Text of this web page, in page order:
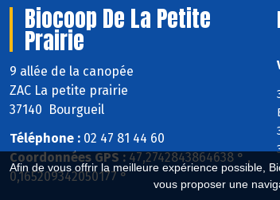
Afin de vous offrir la meilleure expérience possible,
vous proposer une
Biocoop De La Petite
Prairie
9 allée de la canopée
ZAC La petite prairie
37140 Bourgueil
Téléphone : 02 47 81 44 60
Coordonnées GPS : 47,2742843864638 ° ,
0,165209342050177 °